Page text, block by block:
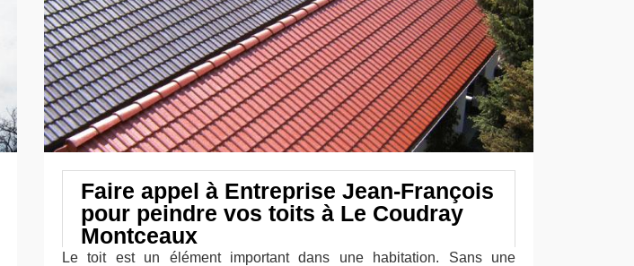
Faire appel à Entreprise Jean-François
pour peindre vos toits à Le Coudray
Montceaux
Le toit est un élément important dans une habitation. Sans une